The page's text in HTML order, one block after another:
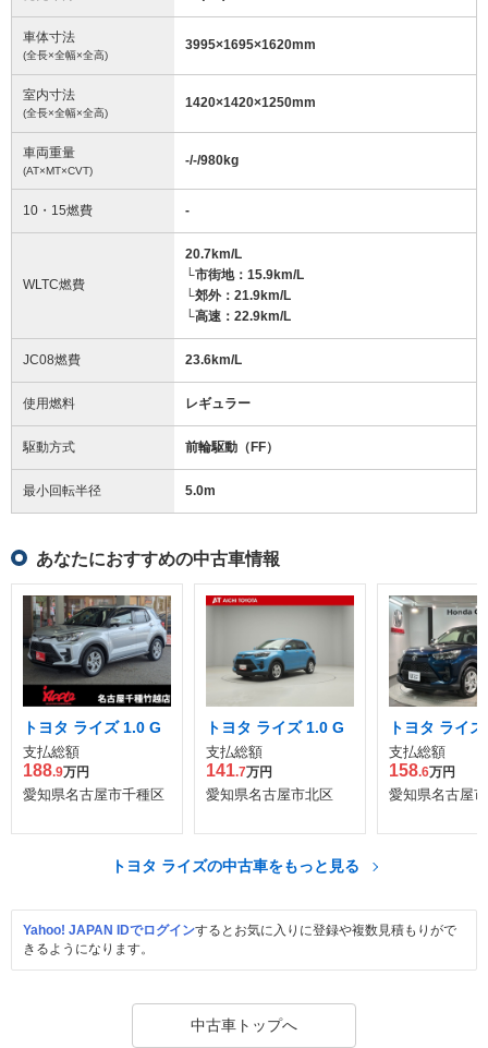
車体寸法
(全長×全幅×全高)
3995×1695×1620mm
室内寸法
(全長×全幅×全高)
1420×1420×1250mm
車両重量
(AT×MT×CVT)
-/-/980kg
10・15燃費 -
WLTC燃費
20.7km/L
└市街地：15.9km/L
└郊外：21.9km/L
└高速：22.9km/L
JC08燃費 23.6km/L
使用燃料 レギュラー
駆動方式 前輪駆動（FF）
最小回転半径 5.0m
あなたにおすすめの中古車情報
トヨタ ライズ 1.0 G
支払総額
188.9万円
愛知県名古屋市千種区
トヨタ ライズ 1.0 G
支払総額
141.7万円
愛知県名古屋市北区
トヨタ ライ
支払総額
158.6万円
愛知県名古屋
トヨタ ライズの中古車をもっと見る
Yahoo! JAPAN IDでログインするとお気に入りに登録や複数見積もりがで
きるようになります。
中古車トップへ